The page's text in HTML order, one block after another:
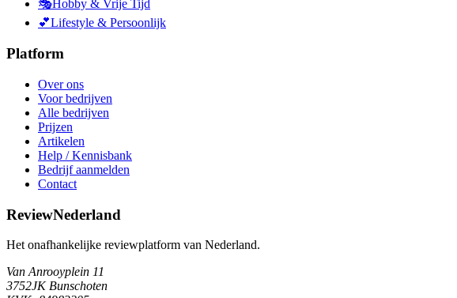
🎭Hobby & Vrije Tijd
💕Lifestyle & Persoonlijk
Platform
Over ons
Voor bedrijven
Alle bedrijven
Prijzen
Artikelen
Help / Kennisbank
Bedrijf aanmelden
Contact
ReviewNederland
Het onafhankelijke reviewplatform van Nederland.
Van Anrooyplein 11
3752JK Bunschoten